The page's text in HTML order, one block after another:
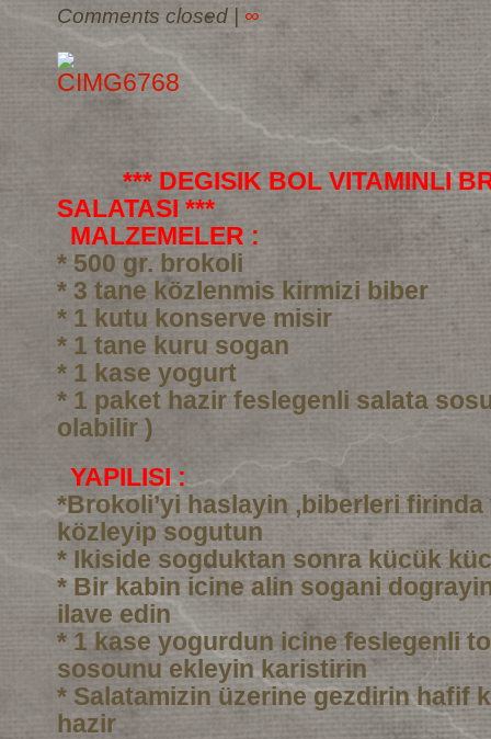
Comments closed| ∞
*** DEGISIK BOL VITAMINLI
SALATASI ***
MALZEMELER :
* 500 gr. brokoli
* 3 tane közlenmis kirmizi biber
* 1 kutu konserve misir
* 1 tane kuru sogan
* 1 kase yogurt
* 1 paket hazir feslegenli salata
olabilir )
YAPILISI :
*Brokoli’yi haslayin ,biberleri firinda
közleyip sogutun
* Ikiside sogduktan sonra kücük
* Bir kabin icine alin sogani
ilave edin
* 1 kase yogurdun icine feslegenli
sosounu ekleyin karistirin
* Salatamizin üzerine gezdirin hafif
hazir